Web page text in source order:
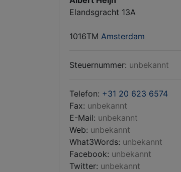
Elandsgracht 13A
1016TM Amsterdam
Steuernummer: unbekannt
Telefon: +31 20 623 6574
Fax: unbekannt
E-Mail: unbekannt
Web: unbekannt
What3Words: unbekannt
Facebook: unbekannt
Twitter: unbekannt